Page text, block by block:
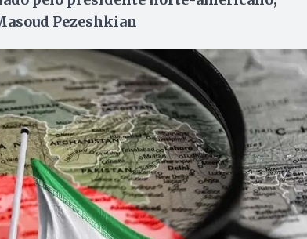
Pezeshkian